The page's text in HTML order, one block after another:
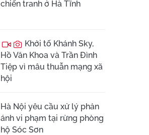
chiến tranh ở Hà Tĩnh
Khởi tố Khánh Sky,
Hồ Văn Khoa và Trần Đình
Tiệp vì mâu thuẫn mạng xã
hội
Hà Nội yêu cầu xử lý phản
ánh vi phạm tại rừng phòng
hộ Sóc Sơn